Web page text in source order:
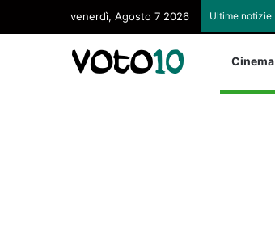
venerdì, Agosto 7 2026 Ultime notizie
Cinema